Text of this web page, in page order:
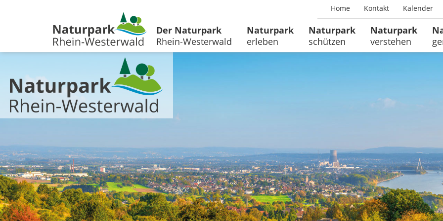
Home Kontakt Kalender
Der Naturpark
Rhein-Westerwald
Naturpark
erleben
Naturpark
schützen
Naturpark
verstehen